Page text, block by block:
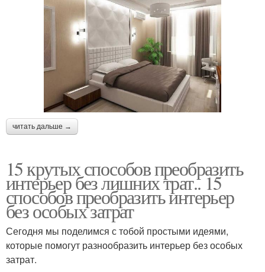
читать дальше →
15 крутых способов преобразить
интерьер без лишних трат.. 15
способов преобразить интерьер
без особых затрат
Сегодня мы поделимся с тобой простыми идеями,
которые помогут разнообразить интерьер без особых
затрат.